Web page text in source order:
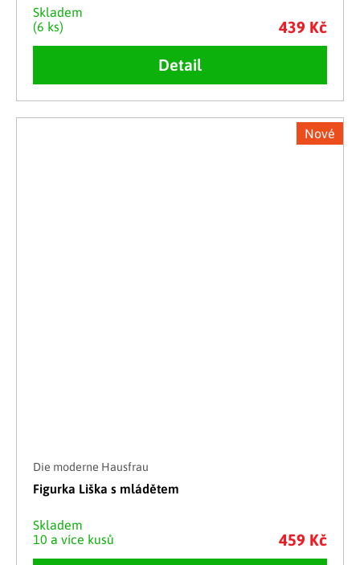
Skladem
(6 ks)
439 Kč
Detail
Nové
Die moderne Hausfrau
Figurka Liška s mládětem
Skladem
10 a více kusů
459 Kč